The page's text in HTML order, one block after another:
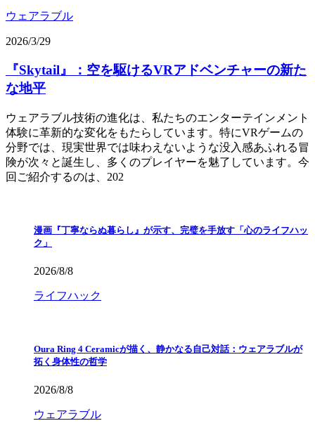
ウェアラブル
2026/3/29
『Skytail』：空を駆けるVRアドベンチャーの新た
な地平
ウェアラブル技術の進化は、私たちのエンターテインメント
体験に革新的な変化をもたらしています。特にVRゲームの
分野では、現実世界では味わえないような没入感あふれる冒
険が次々と誕生し、多くのプレイヤーを魅了しています。今
回ご紹介するのは、202
漫画『丁寧ならぬ暮らし』が示す、完璧を手放す「心のライフハッ
ク」
2026/8/8
ライフハック
Oura Ring 4 Ceramicが描く、静かなる自己対話：ウェアラブルが
拓く身体性の哲学
2026/8/8
ウェアラブル